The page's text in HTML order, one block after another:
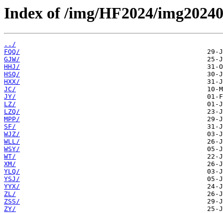
Index of /img/HF2024/
../
FQQ/
GJW/
HHJ/
HSQ/
HXX/
JC/
JY/
LZ/
LZQ/
MPP/
SF/
WJZ/
WLL/
WSY/
WT/
XM/
YLQ/
YSJ/
YYX/
ZL/
ZSS/
ZY/